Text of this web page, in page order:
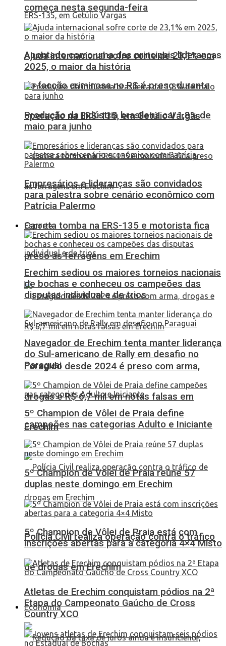
Apontado como uma das principais lideranças
de facção criminosa no RS é preso durante
operação na ERS-135, em Getúlio Vargas
Carreta tomba na ERS-135 e motorista fica
preso às ferragens em Erechim
Foragido desde 2024 é preso com arma,
drogas e R$ 6,7 mil em notas falsas em
Erechim
Polícia Civil realiza operação contra o tráfico
de drogas em Erechim
Economia
começa nesta segunda-feira
Ajuda internacional sofre corte de 23,1% em
2025, o maior da história
Produção da indústria brasileira cai 1,8% de
maio para junho
Empresários e lideranças são convidados
para palestra sobre cenário econômico com
Patrícia Palermo
Esporte
Erechim sediou os maiores torneios nacionais
de bochas e conheceu os campeões das
disputas individual e de trios
Navegador de Erechim tenta manter liderança
do Sul-americano de Rally em desafio no
Paraguai
5º Champion de Vôlei de Praia define
campeões nas categorias Adulto e Iniciante
5º Champion de Vôlei de Praia reúne 57
duplas neste domingo em Erechim
5º Champion de Vôlei de Praia está com
inscrições abertas para a categoria 4×4 Misto
Atletas de Erechim conquistam pódios na 2ª
Etapa do Campeonato Gaúcho de Cross
Country XCO